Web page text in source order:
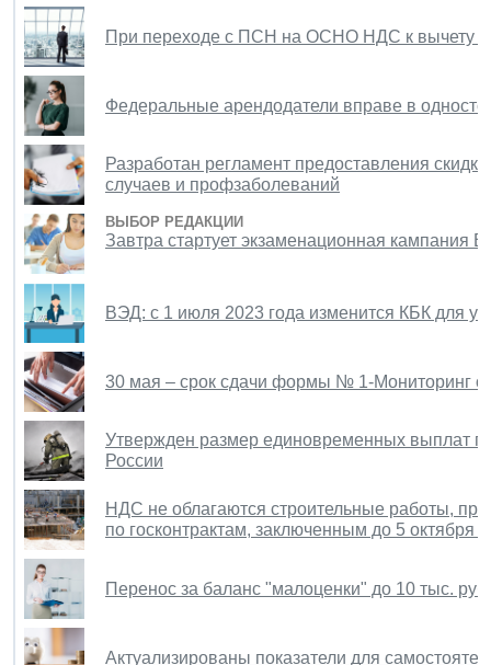
При переходе с ПСН на ОСНО НДС к вычету
Федеральные арендодатели вправе в
Разработан регламент предоставления
случаев и профзаболеваний
ВЫБОР РЕДАКЦИИ
Завтра стартует экзаменационная кампания
ВЭД: с 1 июля 2023 года изменится КБК для
30 мая – срок сдачи формы № 1-Мониторинг о
Утвержден размер единовременных выплат
России
НДС не облагаются строительные работы,
по госконтрактам, заключенным до 5 октября
Перенос за баланс "малоценки" до 10 тыс.
Актуализированы показатели для